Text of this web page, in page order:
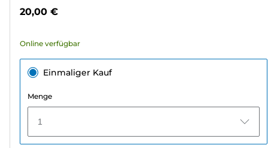
41
20,00 €
Online verfügbar
Einmaliger Kauf
Menge
1